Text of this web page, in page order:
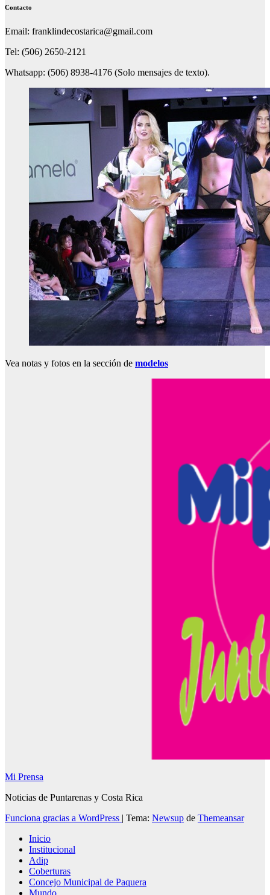
Contacto
Email: franklindecostarica@gmail.com
Tel: (506) 2650-2121
Whatsapp: (506) 8938-4176 (Solo mensajes de texto).
Vea notas y fotos en la sección de modelos
Mi Prensa
Noticias de Puntarenas y Costa Rica
Funciona gracias a WordPress | Tema: Newsup de Themeansar
Inicio
Institucional
Adip
Coberturas
Concejo Municipal de Paquera
Mundo